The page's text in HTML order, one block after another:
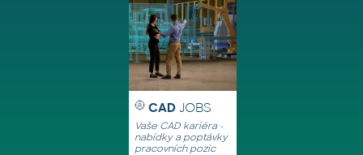
CAD JOBS
Vaše CAD kariéra -
nabídky a poptávky
pracovních pozic